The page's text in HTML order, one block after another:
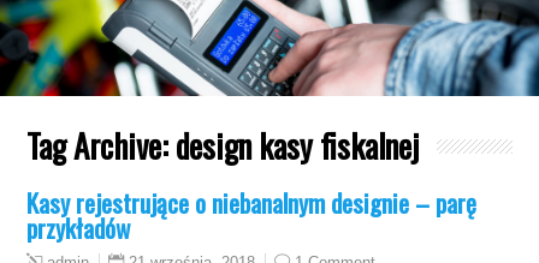
Tag Archive:design kasy fiskalnej
Kasy rejestrujące o niebanalnym designie – parę
przykładów